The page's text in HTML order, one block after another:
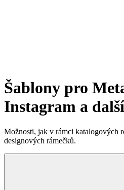
Šablony pro
Instagram a
Možnosti, jak v rámci katalogových
designových rámečků.